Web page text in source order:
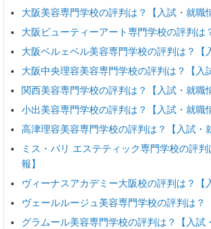
大阪美容専門学校の評判は？【入試・就職
大阪ビューティーアート専門学校の評判は
大阪ベルェベル美容専門学校の評判は？【
大阪中央理容美容専門学校の評判は？【入
関西美容専門学校の評判は？【入試・就職
小出美容専門学校の評判は？【入試・就職
高津理容美容専門学校の評判は？【入試・
ミス・パリ エステティック専門学校の評
報】
ヴィーナスアカデミー大阪校の評判は？【
ヴェールルージュ美容専門学校の評判は？
グラムール美容専門学校の評判は？【入試